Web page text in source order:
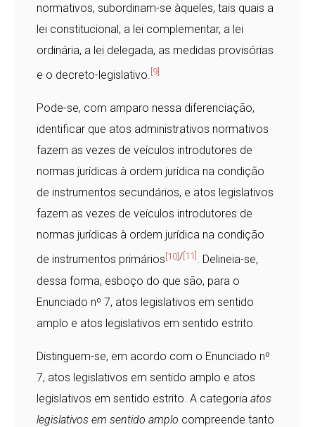
normativos, subordinam-se àqueles, tais quais a
lei constitucional, a lei complementar, a lei
ordinária, a lei delegada, as medidas provisórias
e o decreto-legislativo. [9]
Pode-se, com amparo nessa diferenciação,
identificar que atos administrativos normativos
fazem as vezes de veículos introdutores de
normas jurídicas à ordem jurídica na condição
de instrumentos secundários, e atos legislativos
fazem as vezes de veículos introdutores de
normas jurídicas à ordem jurídica na condição
de instrumentos primários [10]/ [11] . Delineia-se,
dessa forma, esboço do que são, para o
Enunciado nº 7, atos legislativos em sentido
amplo e atos legislativos em sentido estrito.
Distinguem-se, em acordo com o Enunciado nº
7, atos legislativos em sentido amplo e atos
legislativos em sentido estrito. A categoriaatos
legislativos em sentido amplo compreende tanto